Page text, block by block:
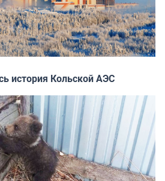
история Кольской АЭС